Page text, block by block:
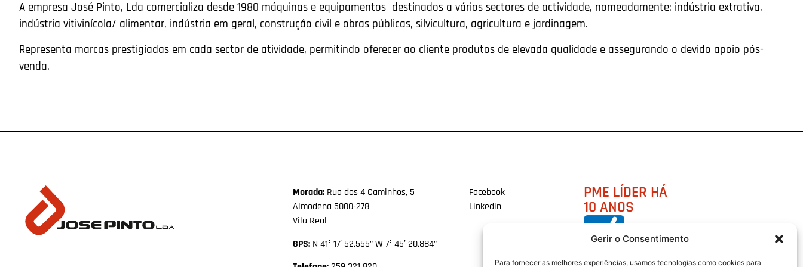
Gerir o Consentimento
Para fornecer as melhores experiências, usamos tecnologias como cookies para
A empresa José Pinto, Lda comercializa desde 1980 máquinas e equipamentos destinados a vários sectores de actividade, nomeadamente: indústria extrativa,
indústria vitivinícola/ alimentar, indústria em geral, construção civil e obras públicas, silvicultura, agricultura e jardinagem.
Representa marcas prestigiadas em cada sector de atividade, permitindo oferecer ao cliente produtos de elevada qualidade e assegurando o devido apoio pós-
venda.
Morada: Rua dos 4 Caminhos, 5
Almodena 5000-278
Vila Real
GPS: N 41° 17′ 52.555” W 7° 45′ 20.884”
Facebook
Linkedin
PME LÍDER HÁ
10 ANOS